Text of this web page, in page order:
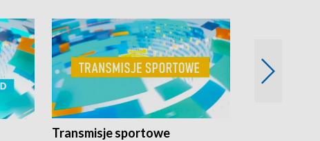
Transmisje sportowe